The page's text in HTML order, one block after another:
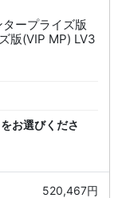
ープライズ版
版(VIP MP) LV3
お選びくださ
520,467円